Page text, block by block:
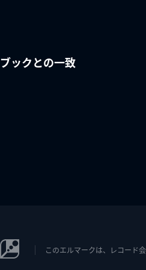
ブックとの一致
このエルマークは、レコード